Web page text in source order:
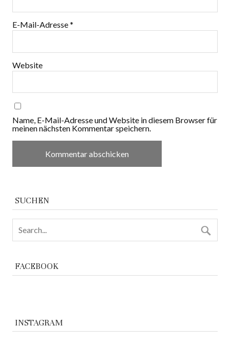
E-Mail-Adresse*
Website
Name, E-Mail-Adresse und Website in diesem Browser für
meinen nächsten Kommentar speichern.
SUCHEN
FACEBOOK
INSTAGRAM